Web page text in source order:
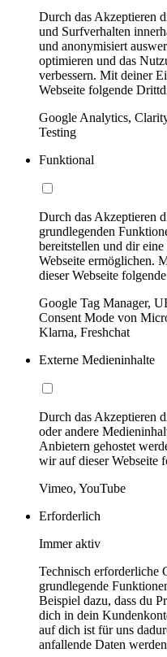
Durch das Akzeptieren
und Surfverhalten
und anonymisiert
optimieren und das
verbessern. Mit deiner
Webseite folgende
Google Analytics,
Testing
Funktional
Durch das Akzeptieren
grundlegenden
bereitstellen und dir
Webseite ermöglichen.
dieser Webseite
Google Tag Manager,
Consent Mode von
Klarna, Freshchat
Externe Medieninhalte
Durch das Akzeptieren
oder andere
Anbietern gehostet
wir auf dieser Webseite
Vimeo, YouTube
Erforderlich
Immer aktiv
Technisch erforderliche
grundlegende
Beispiel dazu, dass du
dich in dein
auf dich ist für uns
anfallende Daten